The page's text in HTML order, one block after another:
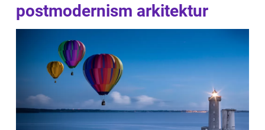
postmodernism arkitektur